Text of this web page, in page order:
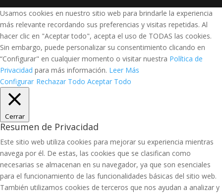
Usamos cookies en nuestro sitio web para brindarle la experiencia
más relevante recordando sus preferencias y visitas repetidas. Al
hacer clic en "Aceptar todo", acepta el uso de TODAS las cookies.
Sin embargo, puede personalizar su consentimiento clicando en
“Configurar" en cualquier momento o visitar nuestra Política de
Privacidad para más información. Leer Más
Configurar Rechazar Todo Aceptar Todo
Cerrar
Resumen de Privacidad
Este sitio web utiliza cookies para mejorar su experiencia mientras
navega por él. De estas, las cookies que se clasifican como
necesarias se almacenan en su navegador, ya que son esenciales
para el funcionamiento de las funcionalidades básicas del sitio web.
También utilizamos cookies de terceros que nos ayudan a analizar y